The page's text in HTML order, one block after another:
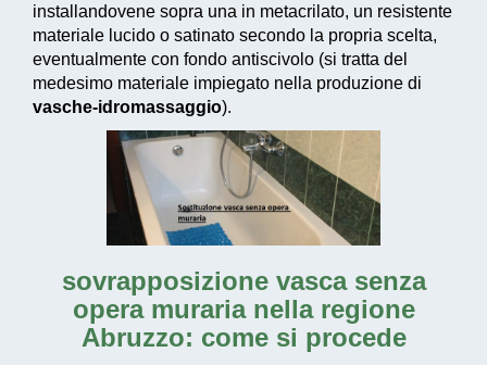
installandovene sopra una in metacrilato, un resistente
materiale lucido o satinato secondo la propria scelta,
eventualmente con fondo antiscivolo (si tratta del
medesimo materiale impiegato nella produzione di
vasche-idromassaggio).
sovrapposizione vasca senza
opera muraria nella regione
Abruzzo: come si procede